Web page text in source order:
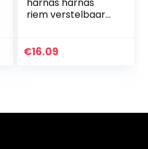
harnas harnas
riem verstelbaar
nylon voor kleine
€16.09